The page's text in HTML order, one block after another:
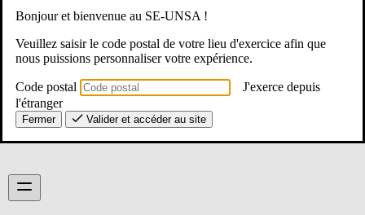
La prochaine instance traitant de la carte scolaire, le CDEN, aura
lieu le vendredi 3 avril 2026.
L’UNSA éducation 01 a voté l’abstention sur ce projet de mesure
Mesures de carte scolaire - rentrée 2026
Bonjour et bienvenue au SE-UNSA !
Veuillez saisir le code postal de votre lieu d'exercice afin que
nous puissions personnaliser votre expérience.
Code postal
J'exerce depuis
l'étranger
Fermer Valider et accéder au site